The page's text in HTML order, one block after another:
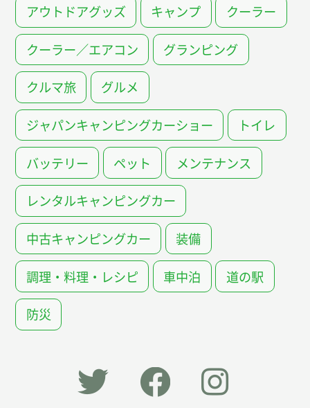
アウトドアグッズ キャンプ クーラー
クーラー／エアコン グランピング
クルマ旅 グルメ
ジャパンキャンピングカーショー トイレ
バッテリー ペット メンテナンス
レンタルキャンピングカー
中古キャンピングカー 装備
調理・料理・レシピ 車中泊 道の駅
防災